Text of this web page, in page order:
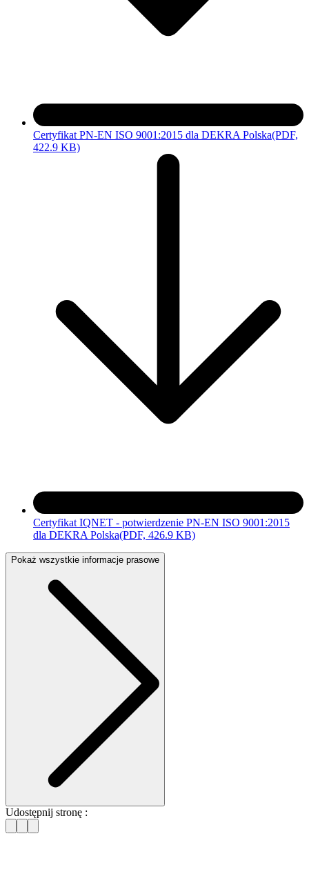
Certyfikat PN-EN ISO 9001:2015 dla DEKRA Polska(PDF,
422.9 KB)
Certyfikat IQNET - potwierdzenie PN-EN ISO 9001:2015
dla DEKRA Polska(PDF, 426.9 KB)
Pokaż wszystkie informacje prasowe
Udostępnij stronę :